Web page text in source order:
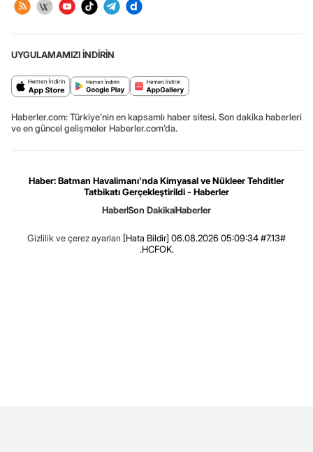
UYGULAMAMIZI İNDİRİN
Haberler.com: Türkiye’nin en kapsamlı haber sitesi. Son dakika haberleri
ve en güncel gelişmeler Haberler.com’da.
Haber: Batman Havalimanı'nda Kimyasal ve Nükleer Tehditler
Tatbikatı Gerçekleştirildi - Haberler
HaberSon DakikaHaberler
Gizlilik ve çerez ayarları [Hata Bildir] 06.08.2026 05:09:34 #7.13#
.HCFOK.